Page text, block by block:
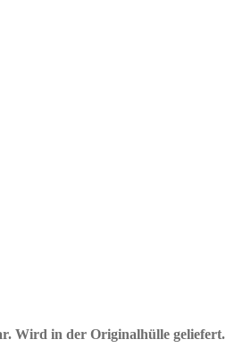
Wird in der Originalhülle geliefert.